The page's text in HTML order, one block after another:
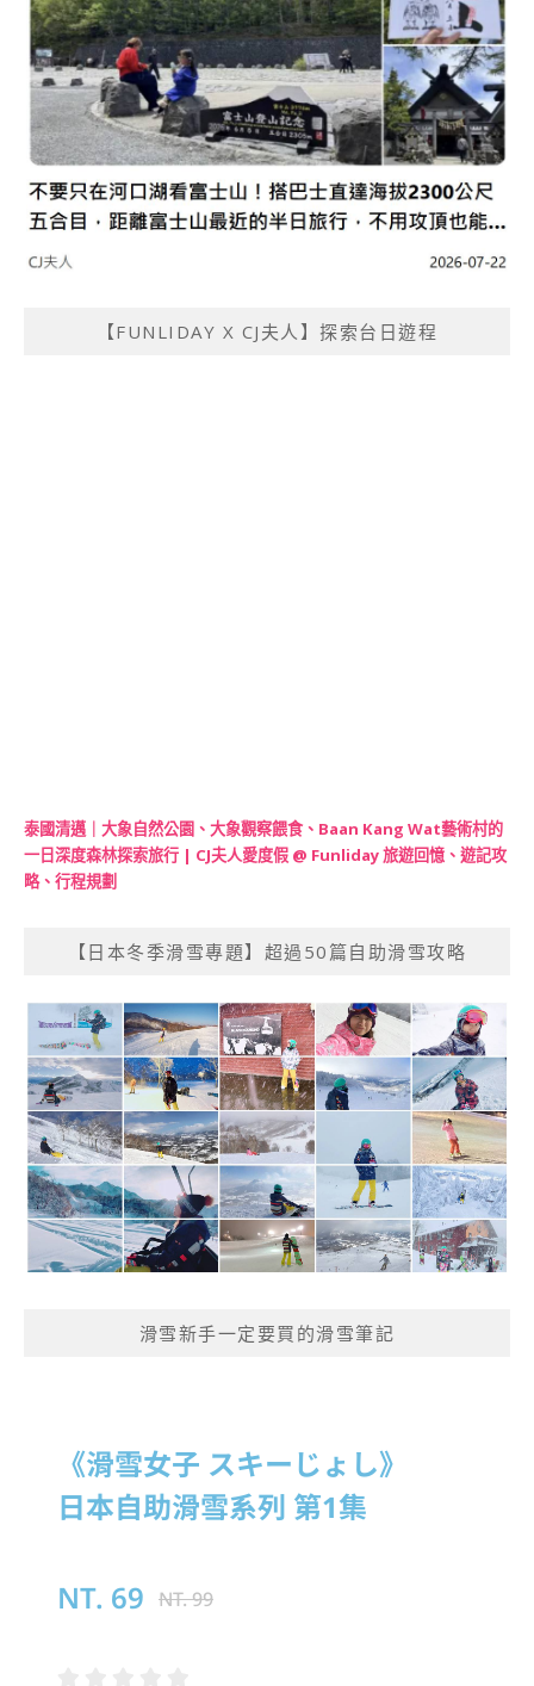
【FUNLIDAY X CJ夫人】探索台日遊程
泰國清邁｜大象自然公園、大象觀察餵食、Baan Kang Wat藝術村的
一日深度森林探索旅行 | CJ夫人愛度假 @ Funliday 旅遊回憶、遊記攻
略、行程規劃
【日本冬季滑雪專題】超過50篇自助滑雪攻略
滑雪新手一定要買的滑雪筆記